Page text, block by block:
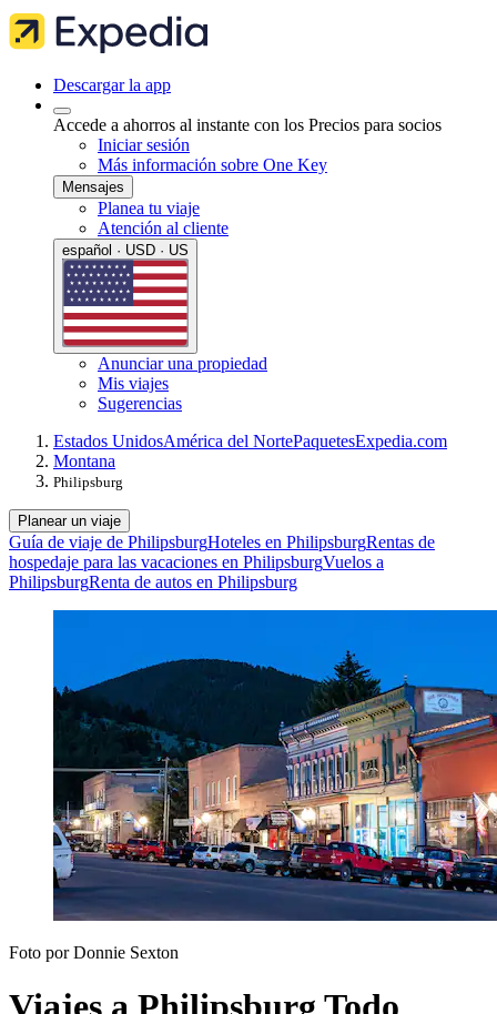
Descargar la app
Accede a ahorros al instante con los Precios para socios
Iniciar sesión
Más información sobre One Key
Mensajes
Planea tu viaje
Atención al cliente
español · USD · US
Anunciar una propiedad
Mis viajes
Sugerencias
Estados UnidosAmérica del NortePaquetesExpedia.com
Montana
Philipsburg
Planear un viaje
Guía de viaje de PhilipsburgHoteles en PhilipsburgRentas de
hospedaje para las vacaciones en PhilipsburgVuelos a
PhilipsburgRenta de autos en Philipsburg
Foto por Donnie Sexton